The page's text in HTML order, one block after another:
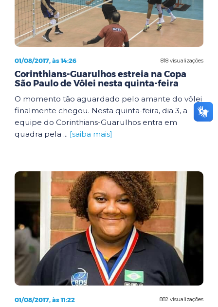
818 visualizações
01/08/2017, às 14:26
Corinthians-Guarulhos estreia na Copa
São Paulo de Vôlei nesta quinta-feira
O momento tão aguardado pelo amante do vôlei
finalmente chegou. Nesta quinta-feira, dia 3, a
equipe do Corinthians-Guarulhos entra em
quadra pela ... [saiba mais]
882 visualizações
01/08/2017, às 11:22